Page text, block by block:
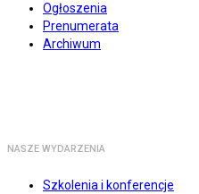
Ogłoszenia
Prenumerata
Archiwum
NASZE WYDARZENIA
Szkolenia i konferencje